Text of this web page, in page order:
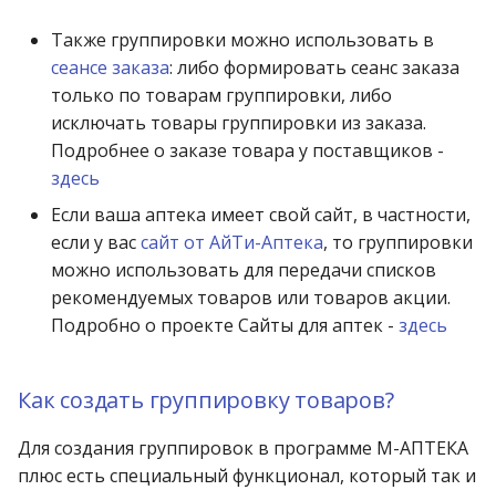
Справка о
ТО
Статотчёт по группам
товара (Генератор)
Формы 7-МЗ, 11-МЗ
Услуги
Учет кассовых операций
Экспорт-импорт
данных
Также группировки можно использовать в
сеансе заказа: либо формировать сеанс заказа
только по товарам группировки, либо
исключать товары группировки из заказа.
Подробнее о заказе товара у поставщиков -
здесь
Если ваша аптека имеет свой сайт, в частности,
если у вассайт от АйТи-Аптека, то группировки
можно использовать для передачи списков
рекомендуемых товаров или товаров акции.
Подробно о проекте Сайты для аптек - здесь
Как создать группировку товаров?
Для создания группировок в программе М-АПТЕКА
плюс есть специальный функционал, который так и